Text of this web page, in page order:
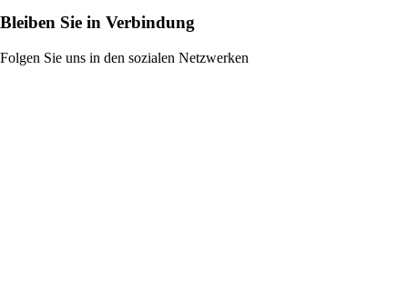
Bleiben Sie in Verbindung
Folgen Sie uns in den sozialen Netzwerken